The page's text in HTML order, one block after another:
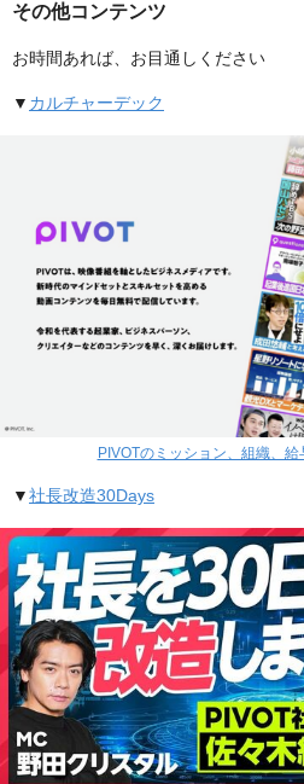
その他コンテンツ
お時間あれば、お目通しください
▼ カルチャーデック
PIVOTのミッション、組織、
▼社長改造30Days